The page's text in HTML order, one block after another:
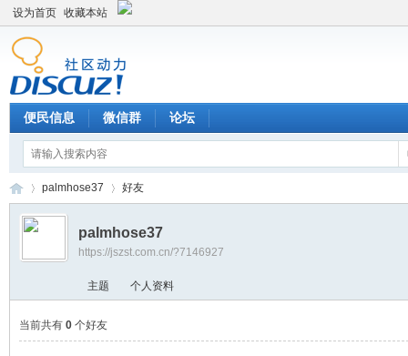
设为首页 收藏本站
便民信息 微信群 论坛
›
palmhose37 好友
palmhose37
https://jszst.com.cn/?7146927
主题 个人资料
当前共有 0个好友